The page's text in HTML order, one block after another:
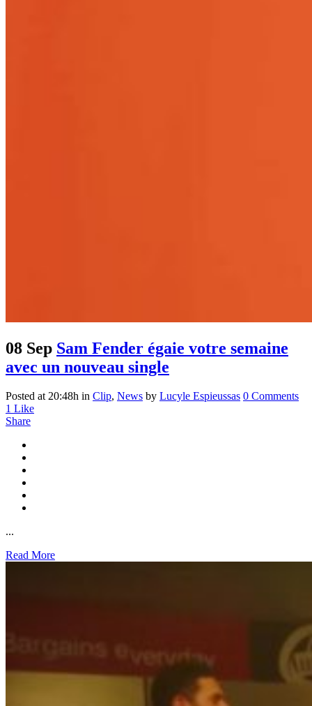
08 Sep Sam Fender égaie votre semaine
avec un nouveau single
Posted at 20:48h in Clip, News by Lucyle Espieussas 0 Comments
1 Like
Share
...
Read More